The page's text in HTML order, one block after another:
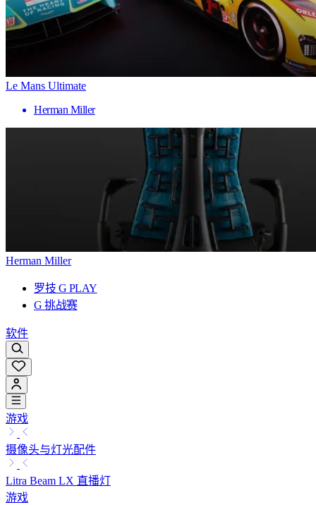
Le Mans Ultimate
Herman Miller
Herman Miller
罗技 G PLAY
G 挑战赛
软件
游戏
摄像头与灯光配件
Litra Beam LX 直播灯
游戏